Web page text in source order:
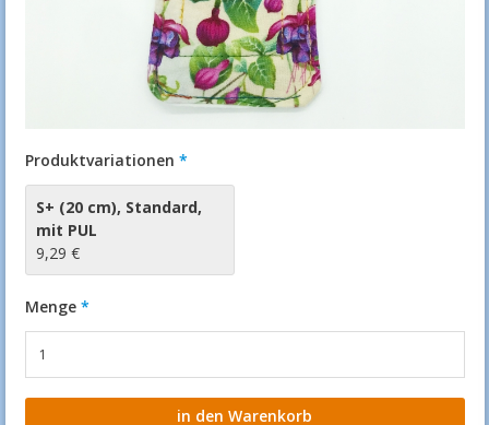
Produktvariationen
S+ (20 cm), Standard,
mit PUL
9,29 €
Menge